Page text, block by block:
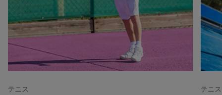
テニス テニス